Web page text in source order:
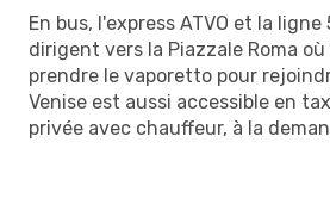
En bus, l'express ATVO et la ligne
dirigent vers la Piazzale Roma
prendre le vaporetto pour
Venise est aussi accessible en
privée avec chauffeur, à la